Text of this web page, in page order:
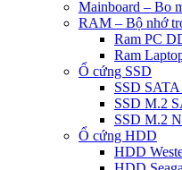
Mainboard – Bo
RAM – Bộ nhớ
Ram PC
Ram
Ổ cứng SSD
SSD SATA
SSD M.2
SSD M.2
Ổ cứng HDD
HDD